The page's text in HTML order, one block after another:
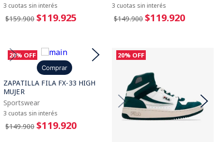
3 cuotas sin interés
$159.900 $119.925
3 cuotas sin interés
$149.900 $119.920
20% OFF
Comprar
ZAPATILLA FILA FX-33 HIGH
MUJER
Sportswear
3 cuotas sin interés
$149.900 $119.920
20% OFF